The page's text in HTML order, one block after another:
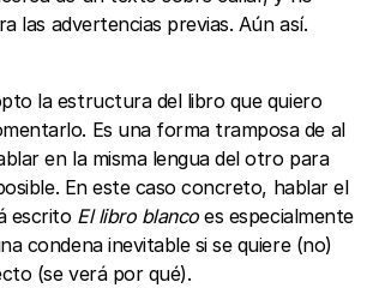
las advertencias previas. Aún así.
la estructura del libro que quiero
Es una forma tramposa de al
en la misma lengua del otro para
En este caso concreto, hablar el
escrito El libro blancoes especialmente
condena inevitable si se quiere (no)
(se verá por qué).